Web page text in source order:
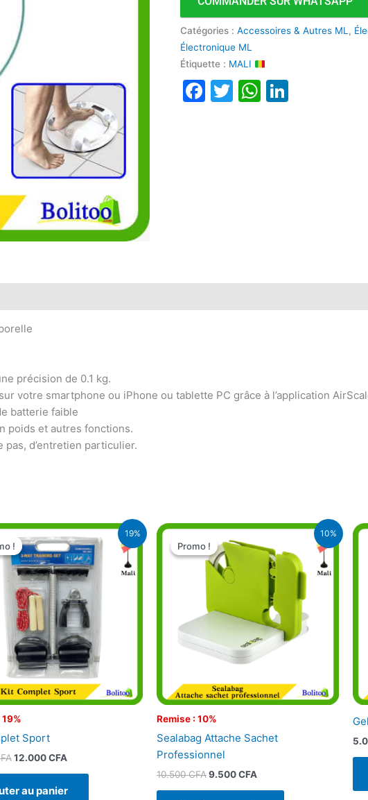
Catégories :Accessoires & Autres ML,
Électronique ML
Étiquette : MALI
Facebook
TwitterWhatsApp
précision de 0.1 kg.
votre smartphone ou iPhone ou tablette PC grâce à l’application
batterie faible
poids et autres fonctions.
d’entretien particulier.
19%
!!
Sport
Le
prix
initial
était :
14.900 CFA.
12.000CFA
Le
prix
actuel
est :
12.000 CFA.
au panier
10%
Promo !
Remise : 10%
Promo !
Sealabag Attache Sachet
Professionnel
10.500CFA
Le
prix
initial
était :
10.500 CFA.
9.500CFA
Le
actuel
est :
9.500 CFA.